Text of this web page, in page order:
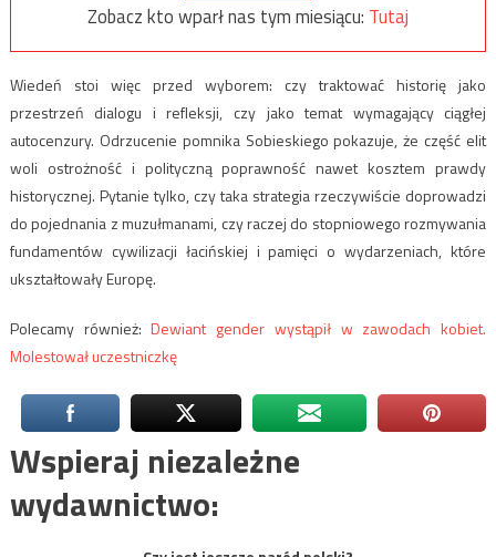
Zobacz kto wparł nas tym miesiącu: Tutaj
Wiedeń stoi więc przed wyborem: czy traktować historię jako
przestrzeń dialogu i refleksji, czy jako temat wymagający ciągłej
autocenzury. Odrzucenie pomnika Sobieskiego pokazuje, że część elit
woli ostrożność i polityczną poprawność nawet kosztem prawdy
historycznej. Pytanie tylko, czy taka strategia rzeczywiście doprowadzi
do pojednania z muzułmanami, czy raczej do stopniowego rozmywania
fundamentów cywilizacji łacińskiej i pamięci o wydarzeniach, które
ukształtowały Europę.
Polecamy również:Dewiant gender wystąpił w zawodach kobiet.
Molestował uczestniczkę
Wspieraj niezależne
wydawnictwo: